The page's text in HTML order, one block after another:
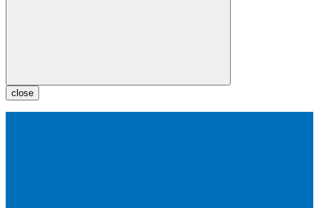
close